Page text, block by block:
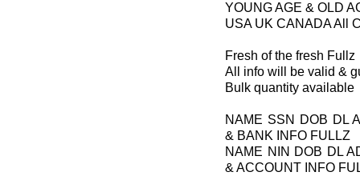
YOUNG AGE & OLD
USA UK CANADA All
Fresh of the fresh Fullz
All info will be valid &
Bulk quantity available
NAME SSN DOB DL
& BANK INFO FULLZ
NAME NIN DOB DL
& ACCOUNT INFO